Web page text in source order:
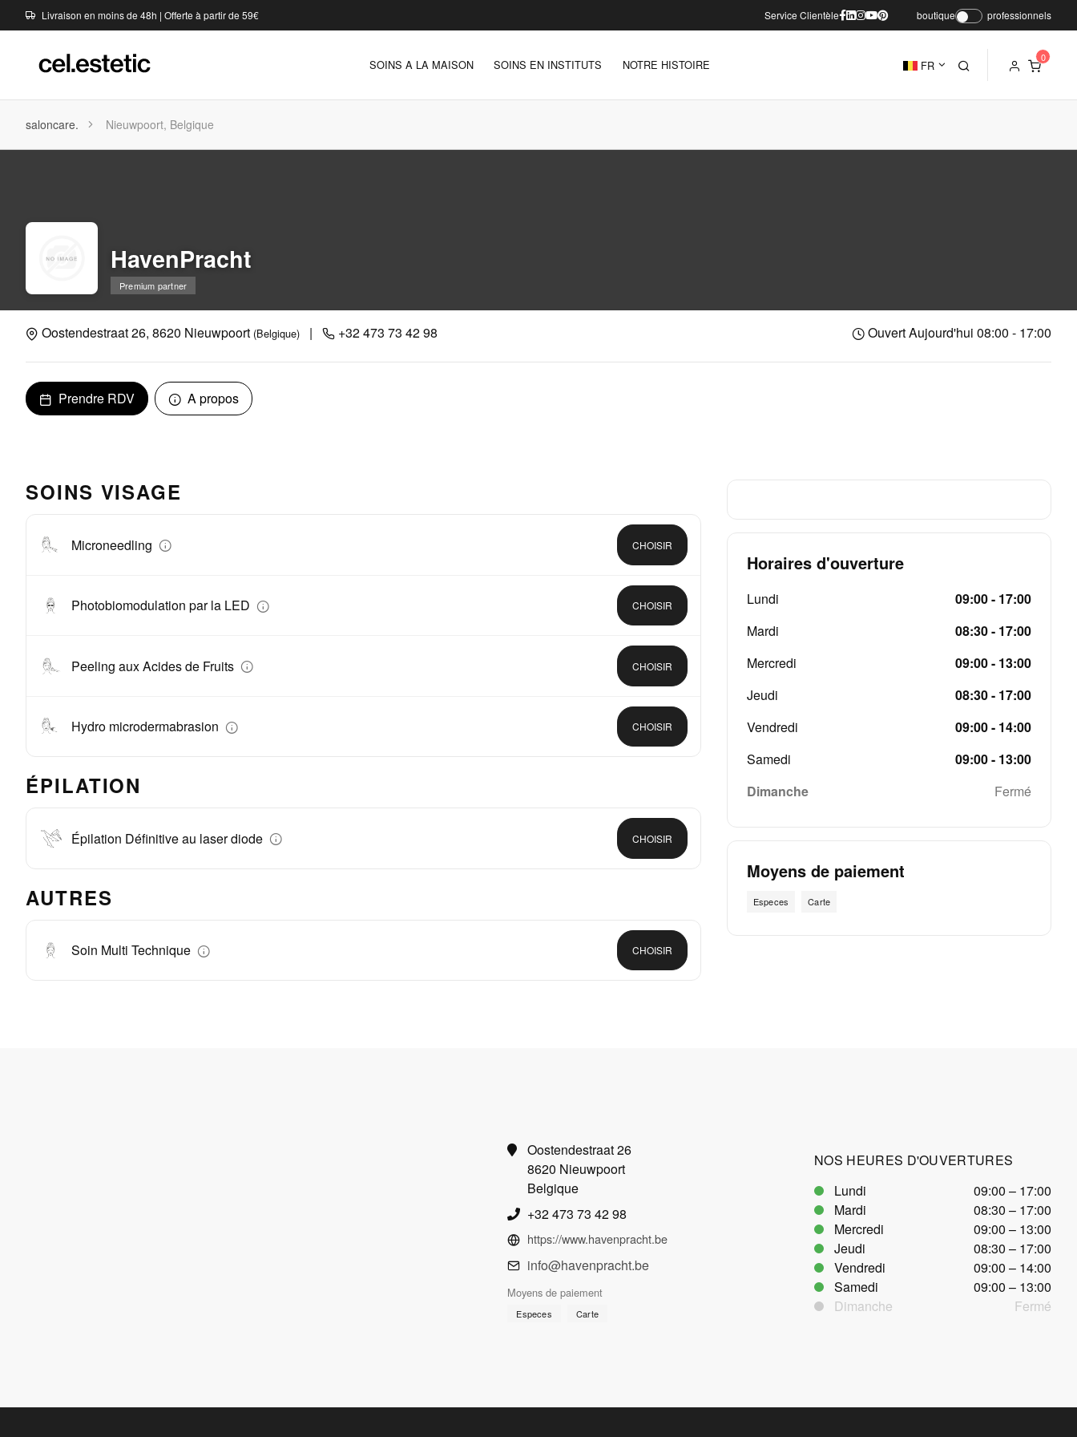
Livraison en moins de 48h | Offerte à partir de 59€ Service Clientèle boutique professionnels
SOINS A LA MAISON SOINS EN INSTITUTS NOTRE HISTOIRE FR
saloncare. Nieuwpoort, Belgique
HavenPracht
Premium partner
Oostendestraat 26, 8620 Nieuwpoort (Belgique) | +32 473 73 42 98 Ouvert Aujourd'hui 08:00 - 17:00
Prendre RDV A propos
SOINS VISAGE
Microneedling CHOISIR
Photobiomodulation par la LED CHOISIR
Peeling aux Acides de Fruits CHOISIR
Hydro microdermabrasion CHOISIR
ÉPILATION
Épilation Définitive au laser diode CHOISIR
AUTRES
Soin Multi Technique CHOISIR
Horaires d'ouverture
Lundi
09:00 - 17:00
Mardi
08:30 - 17:00
Mercredi
09:00 - 13:00
Jeudi
08:30 - 17:00
Vendredi
09:00 - 14:00
Samedi
09:00 - 13:00
Dimanche
Fermé
Moyens de paiement
Especes Carte
Oostendestraat 26
8620 Nieuwpoort
Belgique
+32 473 73 42 98
https://www.havenpracht.be
info@havenpracht.be
Moyens de paiement
Especes Carte
NOS HEURES D'OUVERTURES
Lundi
09:00 – 17:00
Mardi
08:30 – 17:00
Mercredi
09:00 – 13:00
Jeudi
08:30 – 17:00
Vendredi
09:00 – 14:00
Samedi
09:00 – 13:00
Dimanche
Fermé